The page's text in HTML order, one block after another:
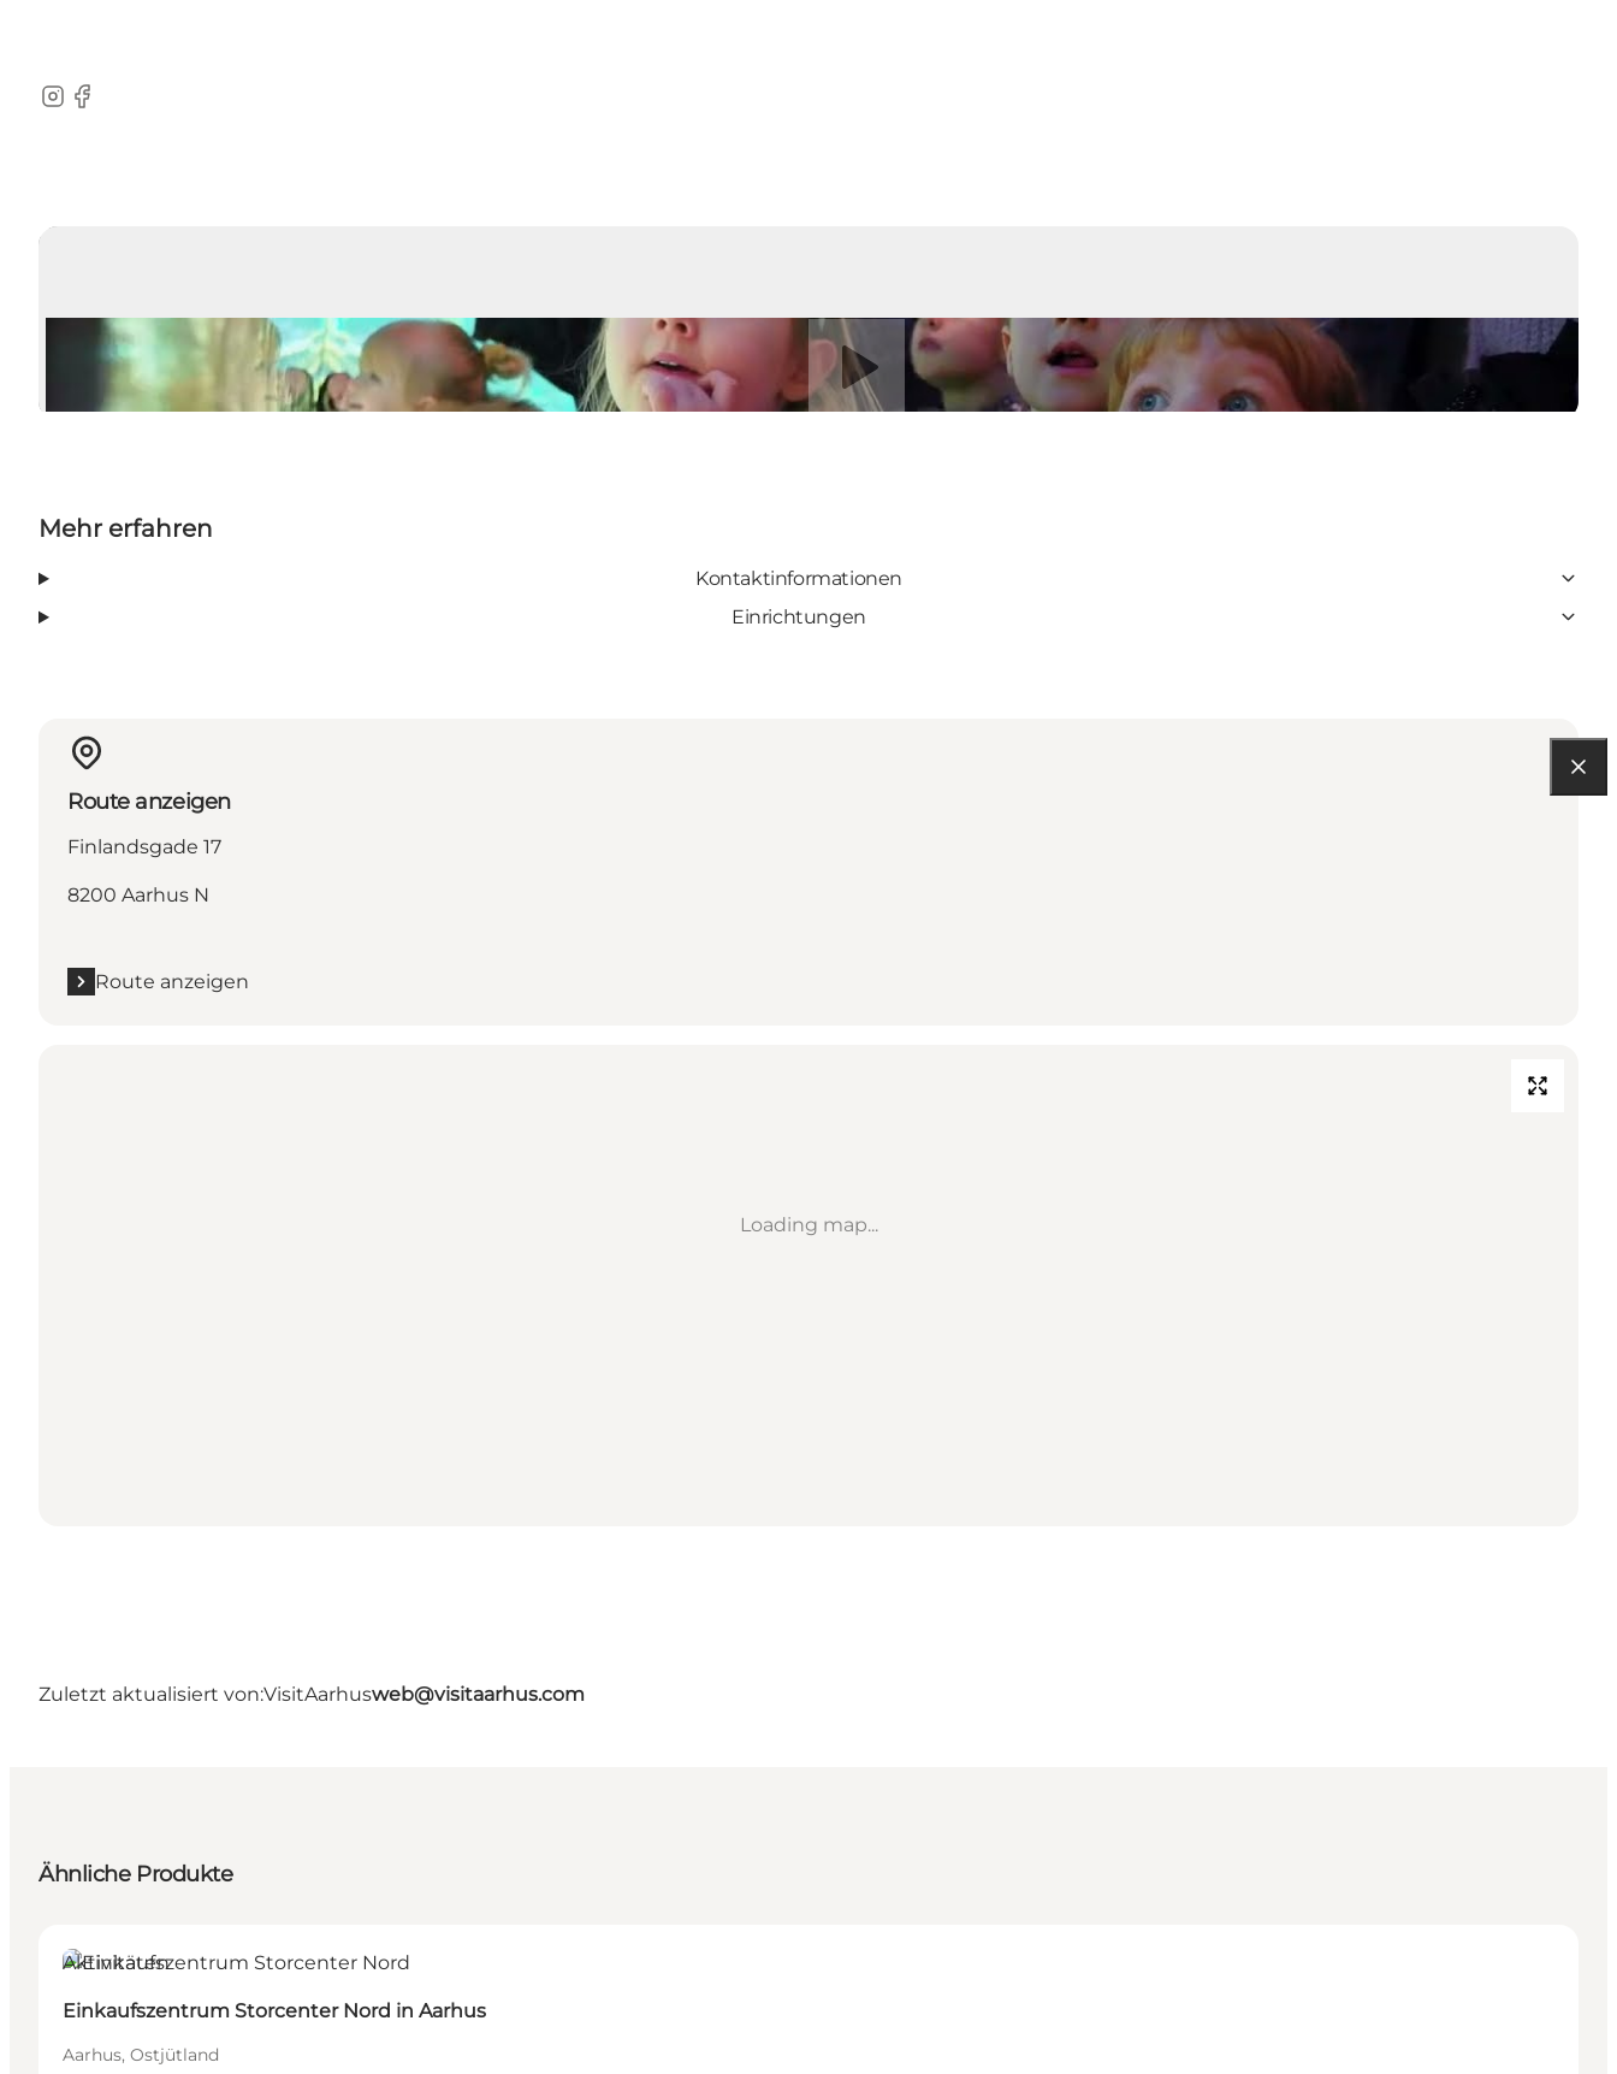
Instagram
Facebook
Video abspielen
Mehr erfahren
Kontaktinformationen
Einrichtungen
Route anzeigen
Finlandsgade 17
8200 Aarhus N
Route anzeigen
Loading map...
Zuletzt aktualisiert von:VisitAarhusweb@visitaarhus.com
Ähnliche Produkte
Aktivitäten
Einkaufszentrum Storcenter Nord in Aarhus
Aarhus, Ostjütland